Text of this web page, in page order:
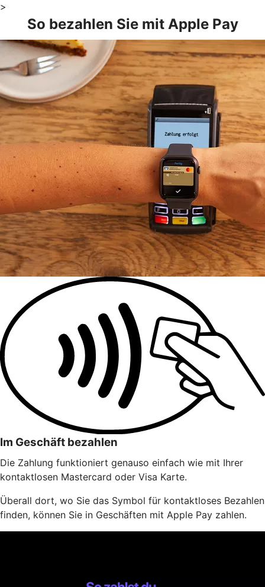
>
So bezahlen Sie mit Apple Pay
Im Geschäft bezahlen
Die Zahlung funktioniert genauso einfach wie mit Ihrer
kontaktlosen Mastercard oder Visa Karte.
Überall dort, wo Sie das Symbol für kontaktloses Bezahlen
finden, können Sie in Geschäften mit Apple Pay zahlen.